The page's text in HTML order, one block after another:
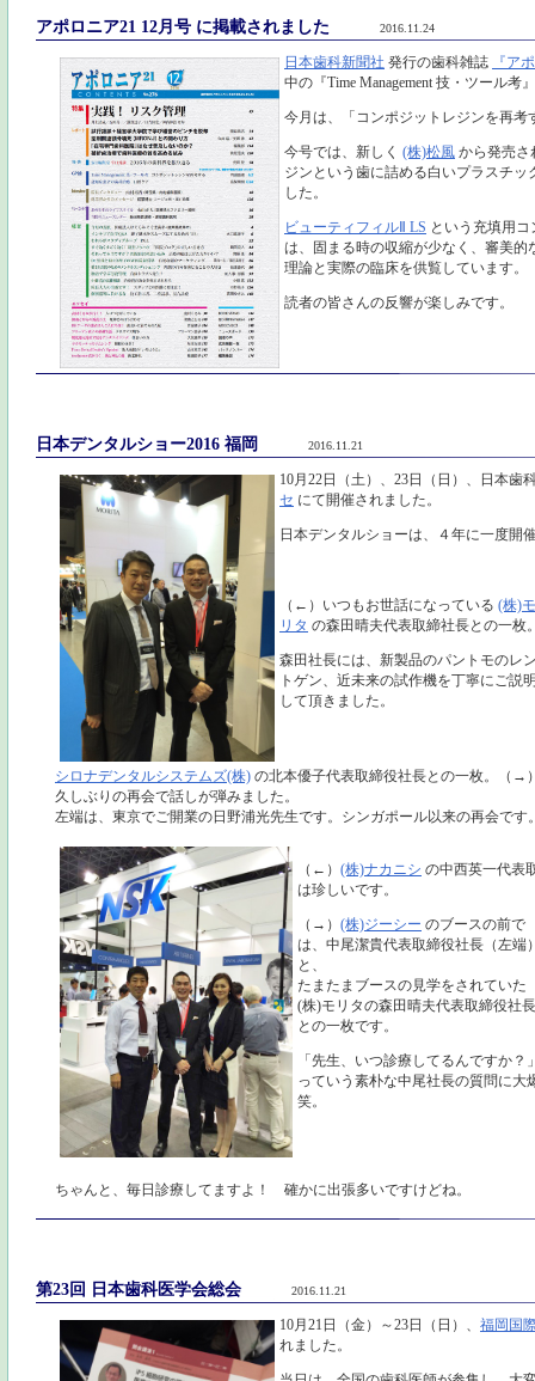
アポロニア21 12月号 に掲載されました 2016.11.24
日本歯科新聞社 発行の歯科雑誌
『ア
中の『Time Management 技・ツール考
今月は、「コンポジットレジンを再考
今号では、新しく (株)松風 から発売さ
ジンという歯に詰める白いプラスチッ
した。
ビューティフィルⅡ LS という充填用
は、固まる時の収縮が少なく、審美的
理論と実際の臨床を供覧しています。
読者の皆さんの反響が楽しみです。
日本デンタルショー2016 福岡 2016.11.21
10月22日（土）、23日（日）、日本歯
セ にて開催されました。
日本デンタルショーは、４年に一度開
（←）いつもお世話になっている (株)モ
リタ の森田晴夫代表取締社長との一枚
森田社長には、新製品のパントモのレ
トゲン、近未来の試作機を丁寧にご説
して頂きました。
シロナデンタルシステムズ(株) の北本優子代表取締役社長との一枚。（→
久しぶりの再会で話しが弾みました。
左端は、東京でご開業の日野浦光先生です。シンガポール以来の再会で
（←） (株)ナカニシ の中西英一代表
は珍しいです。
（→） (株)ジーシー のブースの前で
は、中尾潔貴代表取締役社長（左端
と、
たまたまブースの見学をされていた
(株)モリタの森田晴夫代表取締役社長
との一枚です。
「先生、いつ診療してるんですか？
っていう素朴な中尾社長の質問に大
笑。
ちゃんと、毎日診療してますよ！ 確かに出張多いですけどね。
第23回 日本歯科医学会総会 2016.11.21
10月21日（金）～23日（日）、 福岡国
れました。